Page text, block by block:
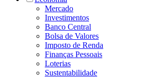
Mercado
Investimentos
Banco Central
Bolsa de Valores
Imposto de Renda
Finanças Pessoais
Loterias
Sustentabilidade